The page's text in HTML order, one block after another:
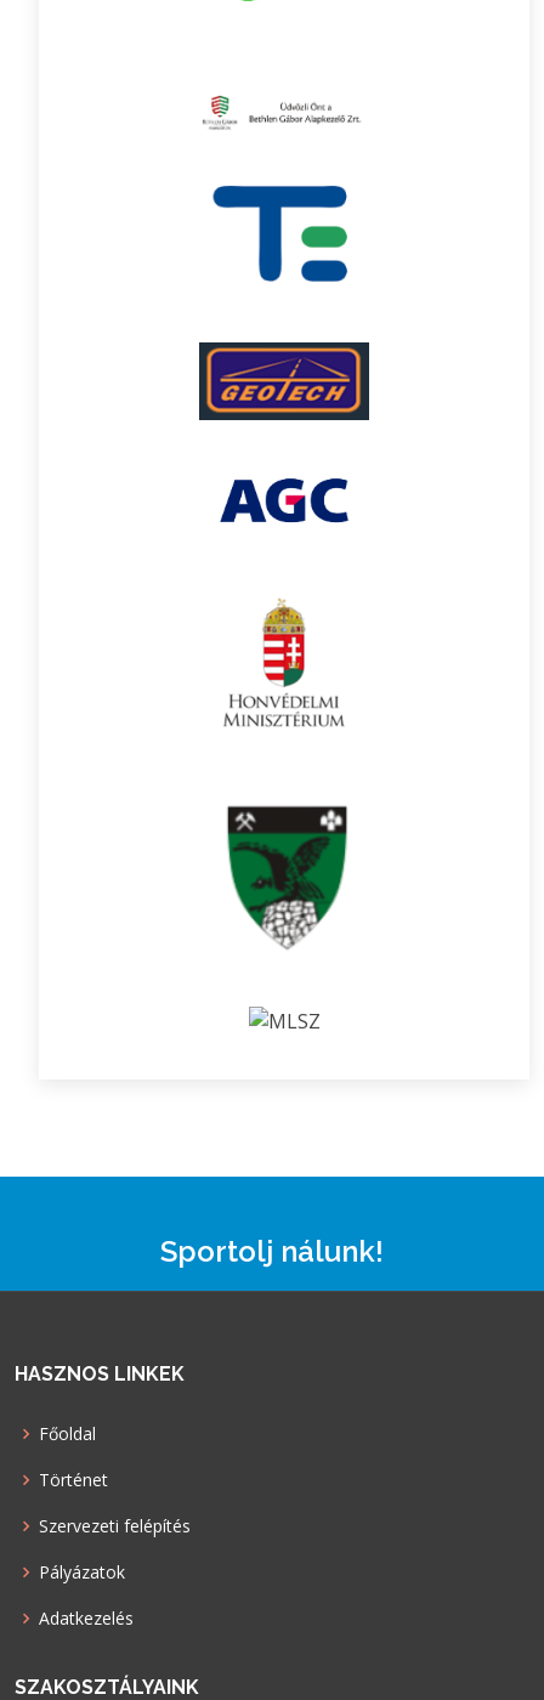
Sportolj nálunk!
HASZNOS LINKEK
Főoldal
Történet
Szervezeti felépítés
Pályázatok
Adatkezelés
SZAKOSZTÁLYAINK